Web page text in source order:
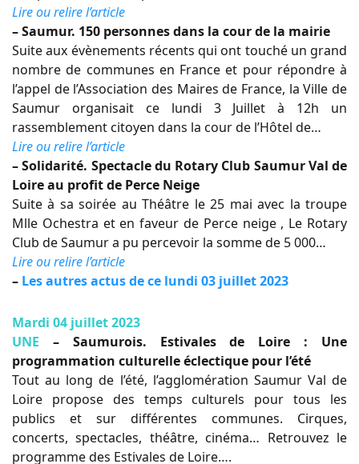
Lire ou relire l’article
– Saumur. 150 personnes dans la cour de la mairie
Suite aux évènements récents qui ont touché un grand
nombre de communes en France et pour répondre à
l’appel de l’Association des Maires de France, la Ville de
Saumur organisait ce lundi 3 Juillet à 12h un
rassemblement citoyen dans la cour de l’Hôtel de…
Lire ou relire l’article
– Solidarité. Spectacle du Rotary Club Saumur Val de
Loire au profit de Perce Neige
Suite à sa soirée au Théâtre le 25 mai avec la troupe
Mlle Ochestra et en faveur de Perce neige , Le Rotary
Club de Saumur a pu percevoir la somme de 5 000…
Lire ou relire l’article
– Les autres actus de ce lundi 03 juillet 2023
Mardi 04 juillet 2023
UNE – Saumurois. Estivales de Loire : Une
programmation culturelle éclectique pour l’été
Tout au long de l’été, l’agglomération Saumur Val de
Loire propose des temps culturels pour tous les
publics et sur différentes communes. Cirques,
concerts, spectacles, théâtre, cinéma… Retrouvez le
programme des Estivales de Loire….